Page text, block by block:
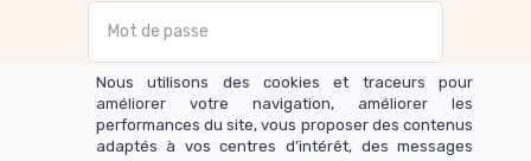
Valider
Nous utilisons des cookies et traceurs pour
améliorer votre navigation, améliorer les
performances du site, vous proposer des contenus
adaptés à vos centres d’intérêt, des messages